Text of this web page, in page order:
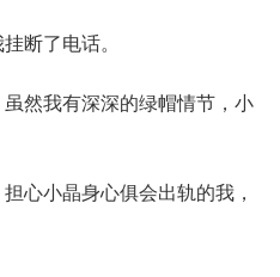
断了电话。
然我有深深的绿帽情节，小
小晶身心俱会出轨的我，